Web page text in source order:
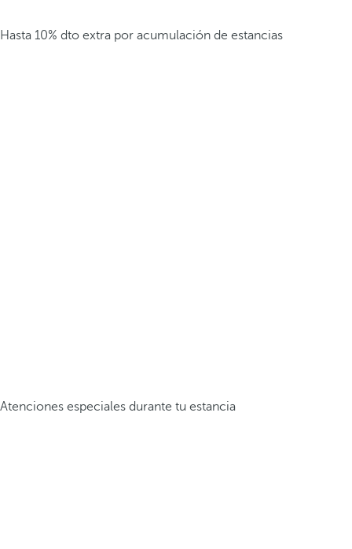
Hasta 10% dto extra por acumulación de estancias
Atenciones especiales durante tu estancia